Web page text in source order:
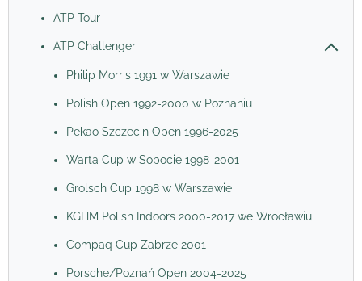
ATP Tour
ATP Challenger
Philip Morris 1991 w Warszawie
Polish Open 1992-2000 w Poznaniu
Pekao Szczecin Open 1996-2025
Warta Cup w Sopocie 1998-2001
Grolsch Cup 1998 w Warszawie
KGHM Polish Indoors 2000-2017 we Wrocławiu
Compaq Cup Zabrze 2001
Porsche/Poznań Open 2004-2025